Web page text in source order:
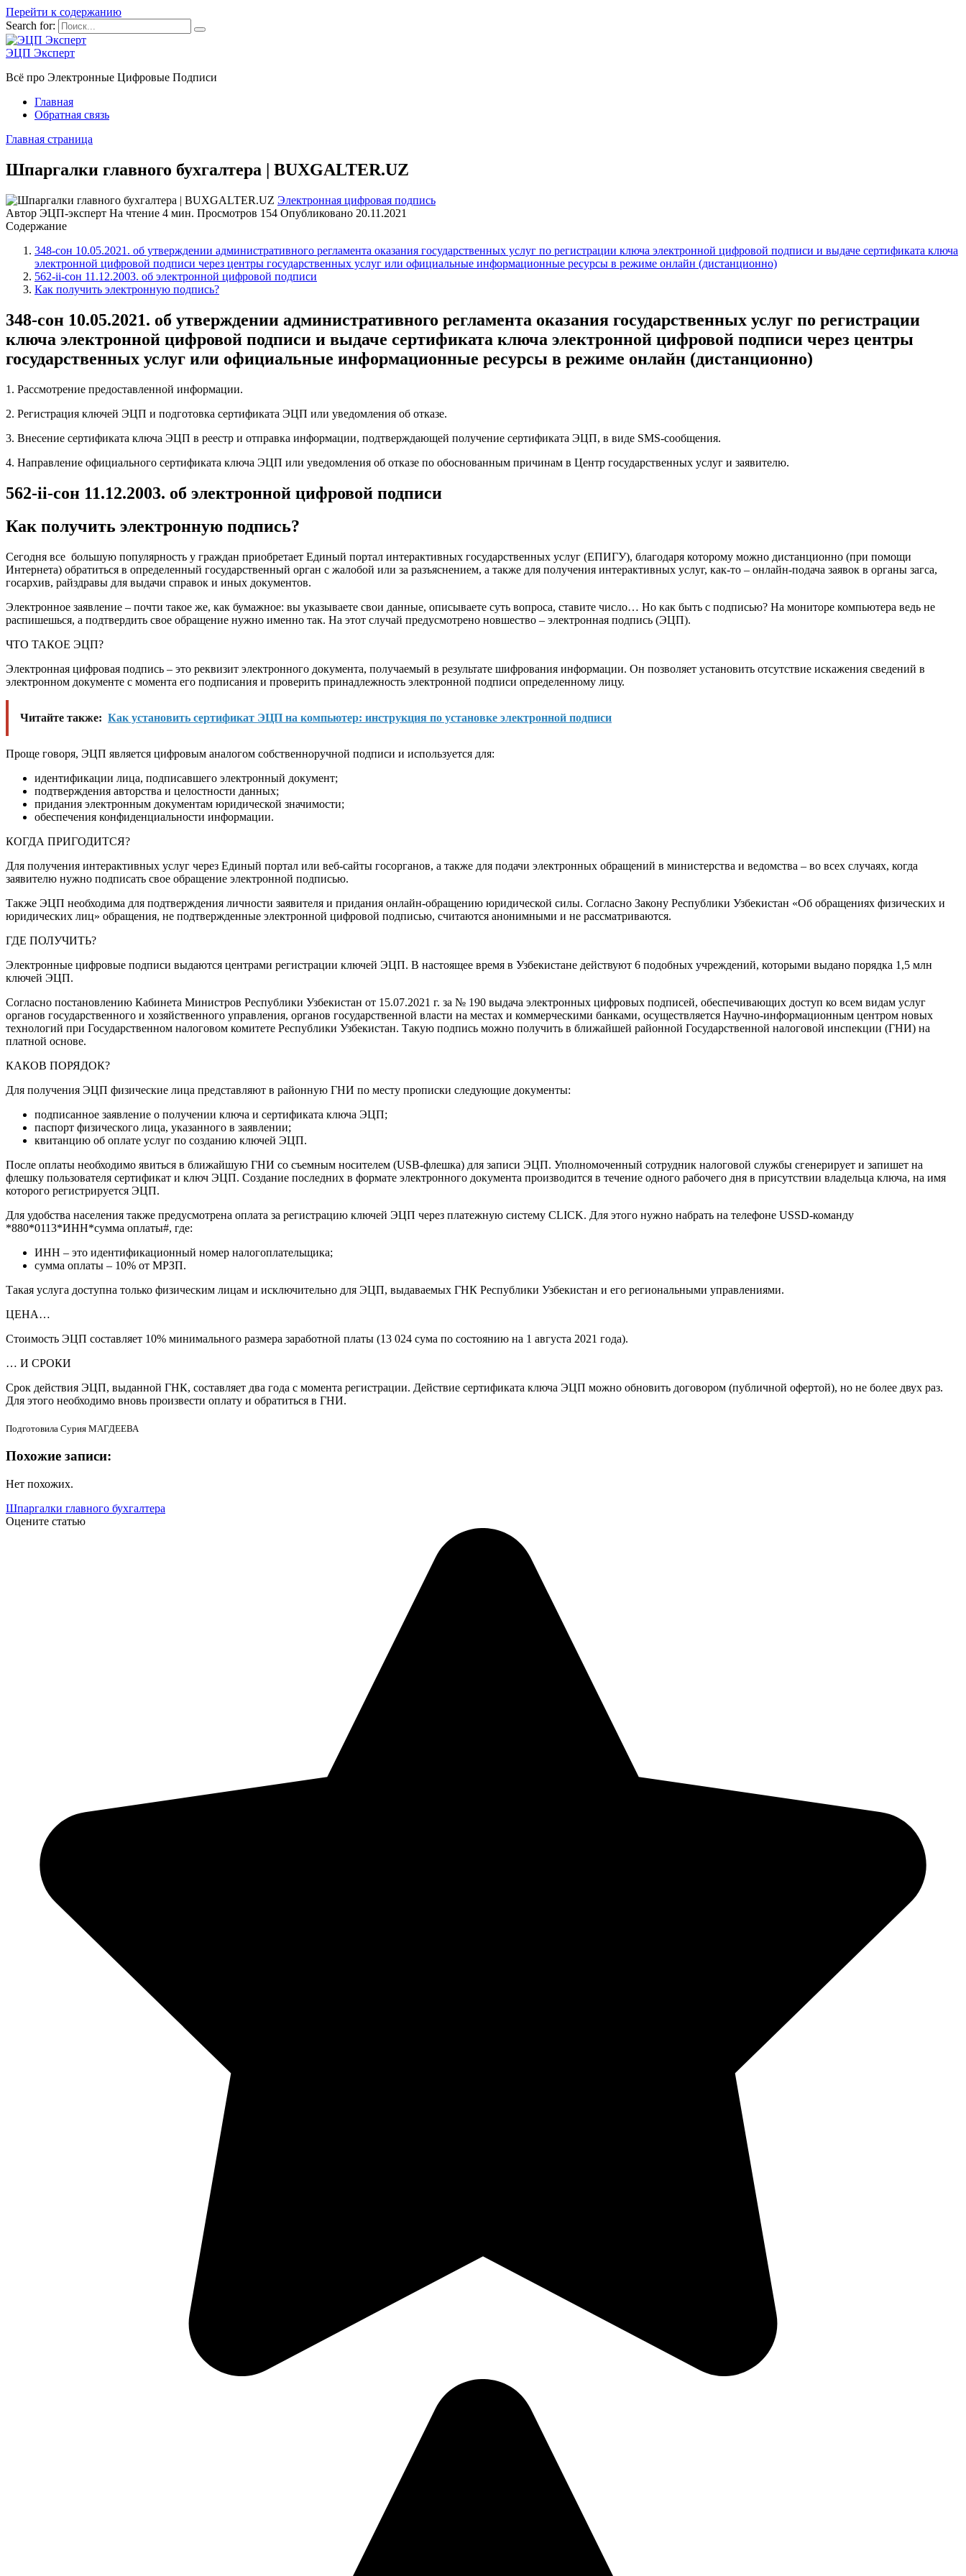
Перейти к содержанию
Search for:
ЭЦП Эксперт
Всё про Электронные Цифровые Подписи
Главная
Обратная связь
Главная страница
Шпаргалки главного бухгалтера | BUXGALTER.UZ
Электронная цифровая подпись
Автор ЭЦП-эксперт На чтение 4 мин. Просмотров 154 Опубликовано 20.11.2021
Содержание
348-сон 10.05.2021. об утверждении административного регламента оказания государственных услуг по регистрации ключа электронной цифровой подписи и выдаче сертификата ключа
электронной цифровой подписи через центры государственных услуг или официальные информационные ресурсы в режиме онлайн (дистанционно)
562-ii-сон 11.12.2003. об электронной цифровой подписи
Как получить электронную подпись?
348-сон 10.05.2021. об утверждении административного регламента оказания государственных услуг по регистрации
ключа электронной цифровой подписи и выдаче сертификата ключа электронной цифровой подписи через центры
государственных услуг или официальные информационные ресурсы в режиме онлайн (дистанционно)
1. Рассмотрение предоставленной информации.
2. Регистрация ключей ЭЦП и подготовка сертификата ЭЦП или уведомления об отказе.
3. Внесение сертификата ключа ЭЦП в реестр и отправка информации, подтверждающей получение сертификата ЭЦП, в виде SMS-сообщения.
4. Направление официального сертификата ключа ЭЦП или уведомления об отказе по обоснованным причинам в Центр государственных услуг и заявителю.
562-ii-сон 11.12.2003. об электронной цифровой подписи
Как получить электронную подпись?
Сегодня все большую популярность у граждан приобретает Единый портал интерактивных государственных услуг (ЕПИГУ), благодаря которому можно дистанционно (при помощи
Интернета) обратиться в определенный государственный орган с жалобой или за разъяснением, а также для получения интерактивных услуг, как-то – онлайн-подача заявок в органы загса,
госархив, райздравы для выдачи справок и иных документов.
Электронное заявление – почти такое же, как бумажное: вы указываете свои данные, описываете суть вопроса, ставите число… Но как быть с подписью? На мониторе компьютера ведь не
распишешься, а подтвердить свое обращение нужно именно так. На этот случай предусмотрено новшество – электронная подпись (ЭЦП).
ЧТО ТАКОЕ ЭЦП?
Электронная цифровая подпись – это реквизит электронного документа, получаемый в результате шифрования информации. Он позволяет установить отсутствие искажения сведений в
электронном документе с момента его подписания и проверить принадлежность электронной подписи определенному лицу.
Читайте также: Как установить сертификат ЭЦП на компьютер: инструкция по установке электронной подписи
Проще говоря, ЭЦП является цифровым аналогом собственноручной подписи и используется для:
идентификации лица, подписавшего электронный документ;
подтверждения авторства и целостности данных;
придания электронным документам юридической значимости;
обеспечения конфиденциальности информации.
КОГДА ПРИГОДИТСЯ?
Для получения интерактивных услуг через Единый портал или веб-сайты госорганов, а также для подачи электронных обращений в министерства и ведомства – во всех случаях, когда
заявителю нужно подписать свое обращение электронной подписью.
Также ЭЦП необходима для подтверждения личности заявителя и придания онлайн-обращению юридической силы. Согласно Закону Республики Узбекистан «Об обращениях физических и
юридических лиц» обращения, не подтвержденные электронной цифровой подписью, считаются анонимными и не рассматриваются.
ГДЕ ПОЛУЧИТЬ?
Электронные цифровые подписи выдаются центрами регистрации ключей ЭЦП. В настоящее время в Узбекистане действуют 6 подобных учреждений, которыми выдано порядка 1,5 млн
ключей ЭЦП.
Согласно постановлению Кабинета Министров Республики Узбекистан от 15.07.2021 г. за № 190 выдача электронных цифровых подписей, обеспечивающих доступ ко всем видам услуг
органов государственного и хозяйственного управления, органов государственной власти на местах и коммерческими банками, осуществляется Научно-информационным центром новых
технологий при Государственном налоговом комитете Республики Узбекистан. Такую подпись можно получить в ближайшей районной Государственной налоговой инспекции (ГНИ) на
платной основе.
КАКОВ ПОРЯДОК?
Для получения ЭЦП физические лица представляют в районную ГНИ по месту прописки следующие документы:
подписанное заявление о получении ключа и сертификата ключа ЭЦП;
паспорт физического лица, указанного в заявлении;
квитанцию об оплате услуг по созданию ключей ЭЦП.
После оплаты необходимо явиться в ближайшую ГНИ со съемным носителем (USB-флешка) для записи ЭЦП. Уполномоченный сотрудник налоговой службы сгенерирует и запишет на
флешку пользователя сертификат и ключ ЭЦП. Создание последних в формате электронного документа производится в течение одного рабочего дня в присутствии владельца ключа, на имя
которого регистрируется ЭЦП.
Для удобства населения также предусмотрена оплата за регистрацию ключей ЭЦП через платежную систему CLICK. Для этого нужно набрать на телефоне USSD-команду
*880*0113*ИНН*сумма оплаты#, где:
ИНН – это идентификационный номер налогоплательщика;
сумма оплаты – 10% от МРЗП.
Такая услуга доступна только физическим лицам и исключительно для ЭЦП, выдаваемых ГНК Республики Узбекистан и его региональными управлениями.
ЦЕНА…
Стоимость ЭЦП составляет 10% минимального размера заработной платы (13 024 сума по состоянию на 1 августа 2021 года).
… И СРОКИ
Срок действия ЭЦП, выданной ГНК, составляет два года с момента регистрации. Действие сертификата ключа ЭЦП можно обновить договором (публичной офертой), но не более двух раз.
Для этого необходимо вновь произвести оплату и обратиться в ГНИ.
Подготовила Сурия МАГДЕЕВА
Похожие записи:
Нет похожих.
Шпаргалки главного бухгалтера
Оцените статью